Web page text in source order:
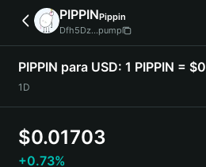
简体中文
繁體中文
Português (Portugal)
Bahasa Indonesia
ภาษาไทย
हिन्दी
Español
Português (Brasil)
PIPPINPippin
Dfh5Dz...pump
PIPPIN para USD: 1 PIPPIN =
1D
$0.01703
+0.73%